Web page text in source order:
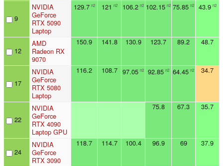
9
NVIDIA
GeForce
RTX 5090
Laptop
129.7 n2 121 n2 106.2 n2 102.15 n2 75.85 n2 43.9 n2
12
AMD
Radeon RX
9070
150.9 141.8 130.9 123.7 89.2 48.7
17
NVIDIA
GeForce
RTX 5080
Laptop
116.2 108.7 97.05 n2 92.85 n2 64.45 n2 34.7
22
NVIDIA
GeForce
RTX 4090
Laptop GPU
75.8 67.3 35.7
24
NVIDIA
GeForce
RTX 3090
118.7 114.7 100.4 96.9 69 37.9